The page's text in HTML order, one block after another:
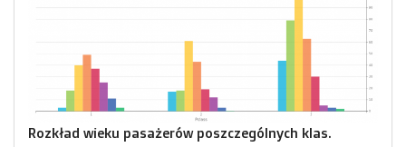
Rozkład wieku pasażerów poszczególnych klas.